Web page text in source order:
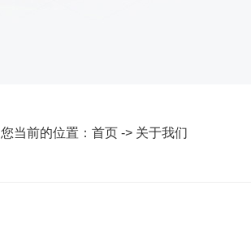
您当前的位置：首页 -> 关于我们